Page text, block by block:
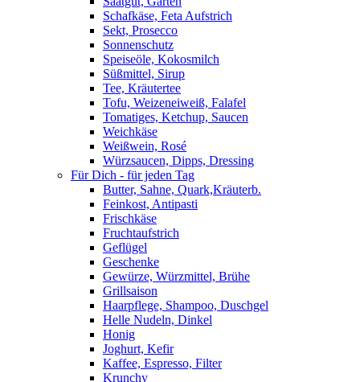
Schafkäse, Feta Aufstrich
Sekt, Prosecco
Sonnenschutz
Speiseöle, Kokosmilch
Süßmittel, Sirup
Tee, Kräutertee
Tofu, Weizeneiweiß, Falafel
Tomatiges, Ketchup, Saucen
Weichkäse
Weißwein, Rosé
Würzsaucen, Dipps, Dressing
Für Dich - für jeden Tag
Butter, Sahne, Quark,Kräuterb.
Feinkost, Antipasti
Frischkäse
Fruchtaufstrich
Geflügel
Geschenke
Gewürze, Würzmittel, Brühe
Grillsaison
Haarpflege, Shampoo, Duschgel
Helle Nudeln, Dinkel
Honig
Joghurt, Kefir
Kaffee, Espresso, Filter
Krunchy